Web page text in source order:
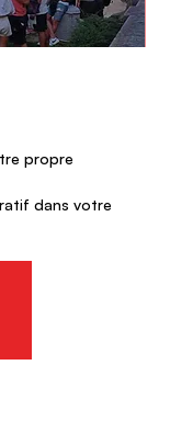
propre
dans votre